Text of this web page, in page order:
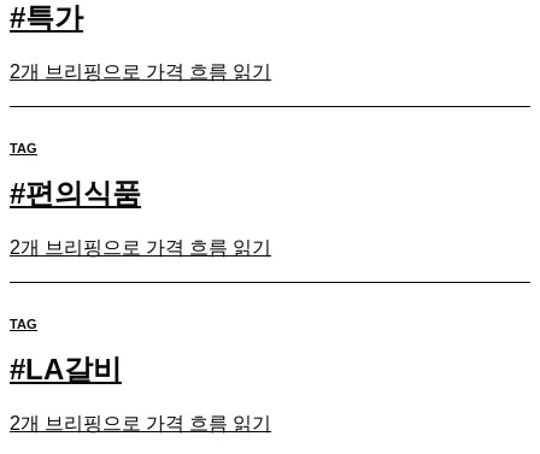
#특가
2개 브리핑으로 가격 흐름 읽기
TAG
#편의식품
2개 브리핑으로 가격 흐름 읽기
TAG
#LA갈비
2개 브리핑으로 가격 흐름 읽기